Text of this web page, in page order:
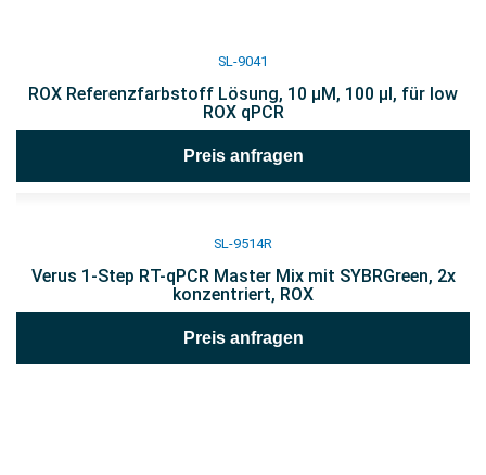
SL-9041
ROX Referenzfarbstoff Lösung, 10 µM, 100 µl, für low
ROX qPCR
Preis anfragen
SL-9514R
Verus 1-Step RT-qPCR Master Mix mit SYBRGreen, 2x
konzentriert, ROX
Preis anfragen